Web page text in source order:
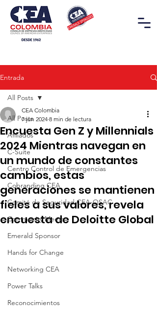
Entrada
All Posts
Afiliados
C-Suite
Centro Control de Emergencias
Cobranding CEA
Comité de Seguridad CEA-OSAC
Community Meets
Emerald Sponsor
Hands for Change
Networking CEA
Power Talks
Reconocimientos
All Posts
Encuesta Gen Z y Millennials
2024 Mientras navegan en
un mundo de constantes
cambios, estas
generaciones se mantienen
fieles a sus valores, revela
encuesta de Deloitte Global
CEA Colombia
7 jun 2024 8 min de lectura